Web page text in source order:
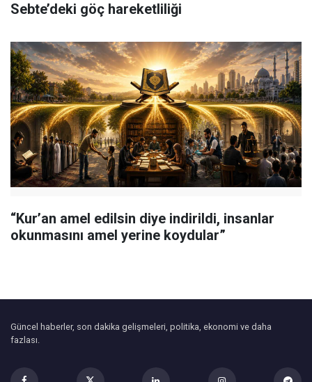
Sebte’deki göç hareketliliği
“Kur’an amel edilsin diye indirildi, insanlar
okunmasını amel yerine koydular”
Güncel haberler, son dakika gelişmeleri, politika, ekonomi ve daha
fazlası.